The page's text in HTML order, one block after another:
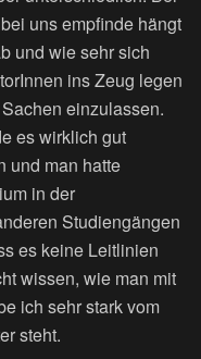
uns empfinde hängt
und wie sehr sich
ins Zeug legen
einzulassen.
es wirklich gut
und man hatte
in der
Studiengängen
es keine Leitlinien
wissen, wie man mit
ich sehr stark vom
steht.